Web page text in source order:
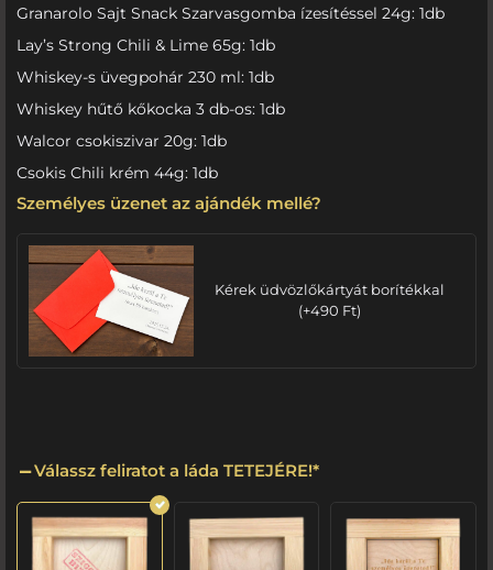
Granarolo Sajt Snack Szarvasgomba ízesítéssel 24g: 1db
Lay’s Strong Chili & Lime 65g: 1db
Whiskey-s üvegpohár 230 ml: 1db
Whiskey hűtő kőkocka 3 db-os: 1db
Walcor csokiszivar 20g: 1db
Csokis Chili krém 44g: 1db
Személyes üzenet az ajándék mellé?
Kérek üdvözlőkártyát borítékkal
(+490 Ft)
Válassz feliratot a láda TETEJÉRE!*